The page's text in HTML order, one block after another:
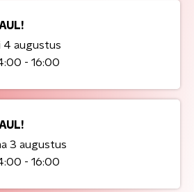
4 augustus
- 16:00
3 augustus
- 16:00